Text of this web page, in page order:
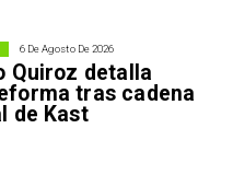
6 De Agosto De 2026
Quiroz detalla
tras cadena
de Kast